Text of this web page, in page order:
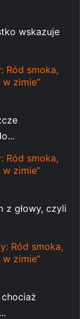
wskazuje
Ród smoka,
zimie”
Ród smoka,
zimie”
z głowy, czyli
Ród smoka,
zimie”